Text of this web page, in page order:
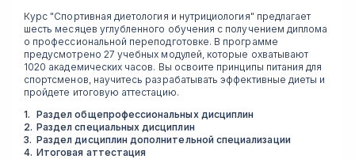
Курс "Спортивная диетология и нутрициология" предлагает
шесть месяцев углубленного обучения с получением диплома
о профессиональной переподготовке. В программе
предусмотрено 27 учебных модулей, которые охватывают
1020 академических часов. Вы освоите принципы питания для
спортсменов, научитесь разрабатывать эффективные диеты и
пройдете итоговую аттестацию.
1. Раздел общепрофессиональных дисциплин
2. Раздел специальных дисциплин
3. Раздел дисциплин дополнительной специализации
4. Итоговая аттестация